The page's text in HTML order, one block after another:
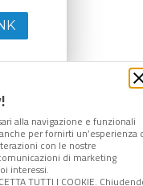
alla navigazione e funzionali
per fornirti un’esperienza
con le nostre
di marketing
interessi.
TUTTI I COOKIE.